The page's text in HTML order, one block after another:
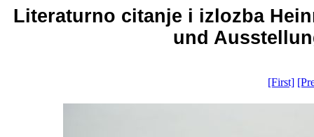
Literaturno citanje i izlozba
und
[First]